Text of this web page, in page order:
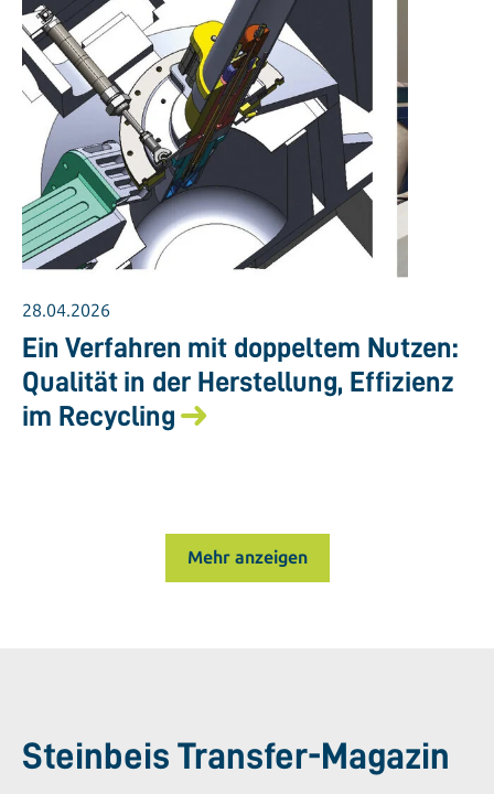
28.04.2026
Ein Verfahren mit doppeltem Nutzen:
Qualität in der Herstellung, Effizienz
im Recycling
Mehr anzeigen
Steinbeis Transfer-Magazin